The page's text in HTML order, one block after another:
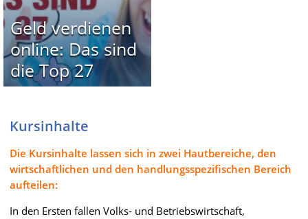
Geld verdienen
online: Das sind
die Top 27
Kursinhalte
Die Kursinhalte lassen sich in zwei Hautbereiche, den
wirtschaftlichen und den handlungsspezifischen Bereich
aufteilen:
In den Ersten fallen Volks- und Betriebswirtschaft,